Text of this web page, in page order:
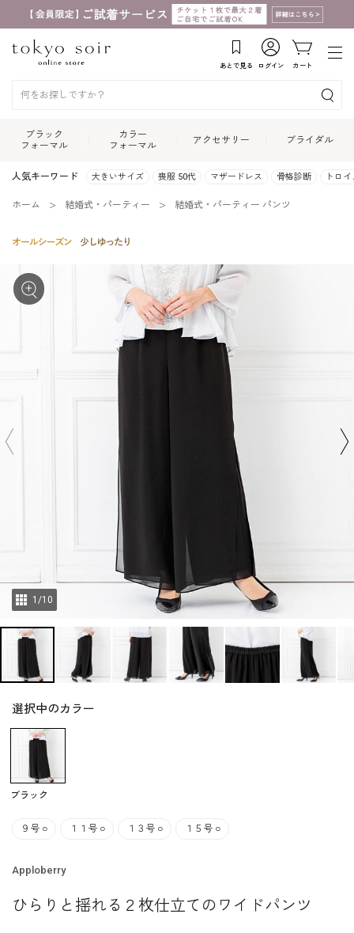
あとで見る ログイン カート
ブラック
フォーマル
カラー
フォーマル
アクセサリー ブライダル
人気キーワード 大きいサイズ 喪服 50代 マザードレス 骨格診断 トロ
ホーム 結婚式・パーティー 結婚式・パーティー パンツ
1 /10
選択中のカラー
ブラック
９号 ○ １１号 ○ １３号 ○ １５号 ○
Apploberry
ひらりと揺れる２枚仕立てのワイドパンツ